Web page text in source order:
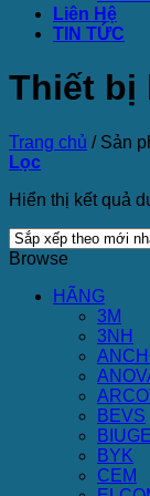
Liên Hệ
TIN TỨC
Thiết bị
Trang chủ /Sản
Lọc
Hiển thị kết quả
Browse
HÃNG
3M
3NH
BEVS
BYK
CEM